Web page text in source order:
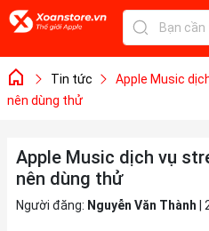
Tin tức
Apple Music
nên dùng thử
Apple Music dịch vụ
nên dùng thử
Người đăng: Nguyễn Văn Thành